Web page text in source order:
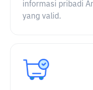
informasi pribadi
yang valid.